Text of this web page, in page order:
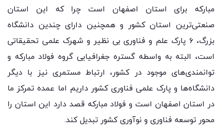
مبارکه برای استان اصفهان است چرا که این استان
صنعتی‌ترین استان کشور و همچنین دارای چندین دانشگاه
بزرگ، ۶ پارک علم و فناوری بی نظیر و شهرک علمی تحقیقاتی
است، البته به واسطه گستره جغرافیایی گروه فولاد مبارکه و
توانمندی‌های موجود در کشور، ارتباط مستمری نیز با دیگر
دانشگاه‌ها و پارک علمی فناوری کشور داریم اما عمده تمرکز ما
در استان اصفهان است و فولاد مبارکه قصد دارد این استان را
محور توسعه فناوری و نوآوری کشور تبدیل کند.